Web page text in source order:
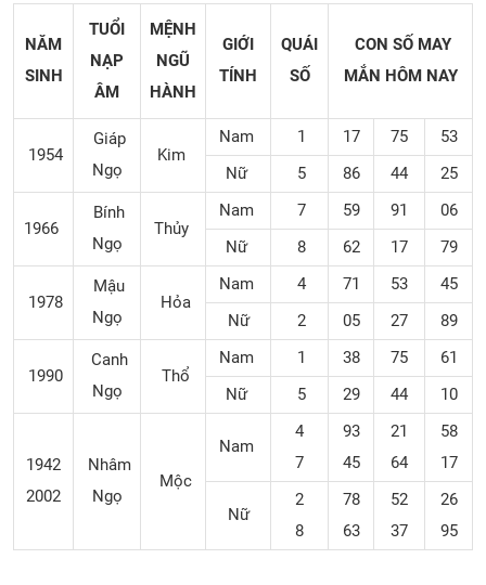
NĂM
SINH
TUỔI
NẠP
ÂM
MỆNH
NGŨ
HÀNH
GIỚI
TÍNH
QUÁI
SỐ
CON SỐ MAY
MẮN HÔM NAY
1954
Giáp
Ngọ
Kim
Nam 1 17 75
53
Nữ
5 86 44 25
1966
Bính
Ngọ
Thủy
Nam 7 59 91
06
Nữ
8 62 17 79
1978
Mậu
Ngọ
Hỏa
Nam 4 71 53
45
Nữ
2 05 27 89
1990
Canh
Ngọ
Thổ
Nam 1 38 75
61
Nữ
5 29 44 10
1942
2002
Nhâm
Ngọ
Mộc
Nam
4
7
93
45
21
64
58
17
Nữ
2
8
78
63
52
37
26
95